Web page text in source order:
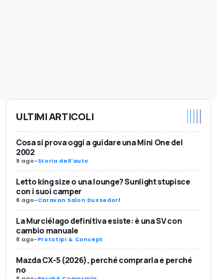
ULTIMI ARTICOLI
Cosa si prova oggi a guidare una Mini One del
2002
9 ago-Storia dell'auto
Letto king size o una lounge? Sunlight stupisce
con i suoi camper
8 ago-Caravan Salon Dussedorf
La Murciélago definitiva esiste: è una SV con
cambio manuale
8 ago-Prototipi & Concept
Mazda CX-5 (2026), perché comprarla e perché
no